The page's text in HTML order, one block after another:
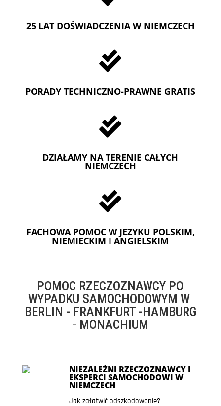
25 LAT DOŚWIADCZENIA W NIEMCZECH

PORADY TECHNICZNO-PRAWNE GRATIS

DZIAŁAMY NA TERENIE CAŁYCH
NIEMCZECH

FACHOWA POMOC W JEZYKU POLSKIM,
NIEMIECKIM I ANGIELSKIM
POMOC RZECZOZNAWCY PO
WYPADKU SAMOCHODOWYM W
BERLIN - FRANKFURT -HAMBURG
- MONACHIUM
NIEZALEŻNI RZECZOZNAWCY I
EKSPERCI SAMOCHODOWI W
NIEMCZECH
Jak załatwić odszkodowanie?